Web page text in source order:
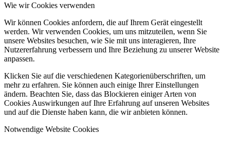
Menü Menü
Wie wir Cookies verwenden
Wir können Cookies anfordern, die auf Ihrem Gerät eingestellt
werden. Wir verwenden Cookies, um uns mitzuteilen, wenn Sie
unsere Websites besuchen, wie Sie mit uns interagieren, Ihre
Nutzererfahrung verbessern und Ihre Beziehung zu unserer Website
anpassen.
Klicken Sie auf die verschiedenen Kategorienüberschriften, um
mehr zu erfahren. Sie können auch einige Ihrer Einstellungen
ändern. Beachten Sie, dass das Blockieren einiger Arten von
Cookies Auswirkungen auf Ihre Erfahrung auf unseren Websites
und auf die Dienste haben kann, die wir anbieten können.
Notwendige Website Cookies